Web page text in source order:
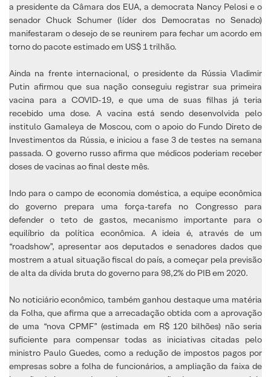
a presidente da Câmara dos EUA, a democrata Nancy Pelosi e o
senador Chuck Schumer (líder dos Democratas no Senado)
manifestaram o desejo de se reunirem para fechar um acordo em
torno do pacote estimado em US$ 1 trilhão.
Ainda na frente internacional, o presidente da Rússia Vladimir
Putin afirmou que sua nação conseguiu registrar sua primeira
vacina para a COVID-19, e que uma de suas filhas já teria
recebido uma dose. A vacina está sendo desenvolvida pelo
institulo Gamaleya de Moscou, com o apoio do Fundo Direto de
Investimentos da Rússia, e iniciou a fase 3 de testes na semana
passada. O governo russo afirma que médicos poderiam receber
doses de vacinas ao final deste mês.
Indo para o campo de economia doméstica, a equipe econômica
do governo prepara uma força-tarefa no Congresso para
defender o teto de gastos, mecanismo importante para o
equilíbrio da política econômica. A ideia é, através de um
“roadshow”, apresentar aos deputados e senadores dados que
mostrem a atual situação fiscal do país, a começar pela previsão
de alta da dívida bruta do governo para 98,2% do PIB em 2020.
No noticiário econômico, também ganhou destaque uma matéria
da Folha, que afirma que a arrecadação obtida com a aprovação
de uma “nova CPMF” (estimada em R$ 120 bilhões) não seria
suficiente para compensar todas as iniciativas citadas pelo
ministro Paulo Guedes, como a redução de impostos pagos por
empresas sobre a folha de funcionários, a ampliação da faixa de